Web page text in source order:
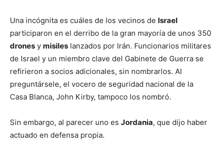
Una incógnita es cuáles de los vecinos de Israel
participaron en el derribo de la gran mayoría de unos 350
drones y misiles lanzados por Irán. Funcionarios militares
de Israel y un miembro clave del Gabinete de Guerra se
refirieron a socios adicionales, sin nombrarlos. Al
preguntársele, el vocero de seguridad nacional de la
Casa Blanca, John Kirby, tampoco los nombró.
Sin embargo, al parecer uno es Jordania, que dijo haber
actuado en defensa propia.